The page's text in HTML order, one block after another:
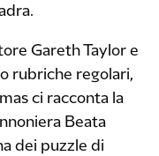
Gareth Taylor e
rubriche regolari,
ci racconta la
Beata
dei puzzle di